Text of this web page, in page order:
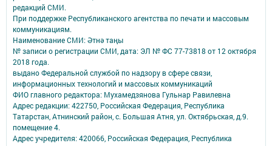
редакций СМИ.
При поддержке Республиканского агентства по печати и массовым
коммуникациям.
Наименование СМИ: Әтнә таңы
№ записи о регистрации СМИ, дата: ЭЛ № ФС 77-73818 от 12 октября
2018 года.
выдано Федеральной службой по надзору в сфере связи,
информационных технологий и массовых коммуникаций
ФИО главного редактора: Мухамедзянова Гульнар Равилевна
Адрес редакции: 422750, Российская Федерация, Республика
Татарстан, Атнинский район, с. Большая Атня, ул. Октябрьская, д.9.
помещение 4.
Адрес учредителя: 420066, Российская Федерация, Республика